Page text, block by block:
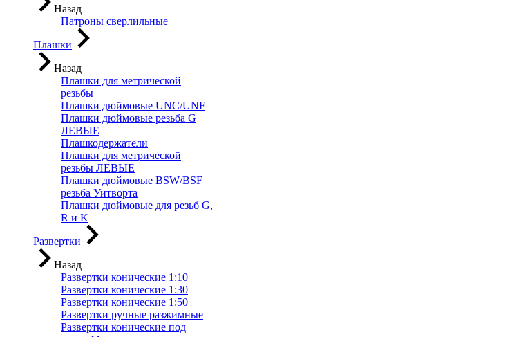
Назад
Патроны сверлильные
Плашки
Назад
Плашки для метрической
резьбы
Плашки дюймовые UNC/UNF
Плашки дюймовые резьба G
ЛЕВЫЕ
Плашкодержатели
Плашки для метрической
резьбы ЛЕВЫЕ
Плашки дюймовые BSW/BSF
резьба Уитворта
Плашки дюймовые для резьб G,
R и K
Развертки
Назад
Развертки конические 1:10
Развертки конические 1:30
Развертки конические 1:50
Развертки ручные разжимные
Развертки конические под